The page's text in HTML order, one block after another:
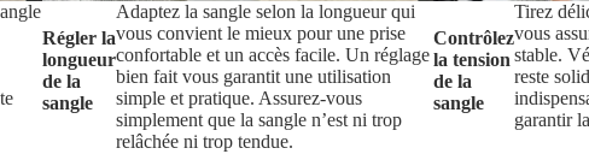
Régler la
longueur
de la
sangle
Adaptez la sangle selon la longueur qui
vous convient le mieux pour une prise
confortable et un accès facile. Un réglage
bien fait vous garantit une utilisation
simple et pratique. Assurez-vous
simplement que la sangle n’est ni trop
relâchée ni trop tendue.
Contrôlez
la tension
de la
sangle
Tirez
vous
stable.
reste
garantir